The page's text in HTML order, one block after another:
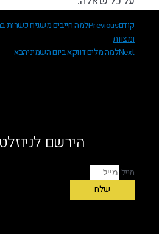
קודםPreviousלמה חייבים משגיח כשרות
ומצוות
Nextלמה מלים דווקא ביום השמיניהבא
הירשם
מייל
שלח